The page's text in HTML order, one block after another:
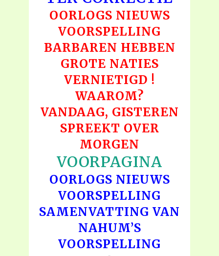
OORLOGS NIEUWS
VOORSPELLING
BARBAREN HEBBEN
GROTE NATIES
VERNIETIGD !
WAAROM?
VANDAAG, GISTEREN
SPREEKT OVER
MORGEN
VOORPAGINA
OORLOGS NIEUWS
VOORSPELLING
SAMENVATTING VAN
NAHUM’S
VOORSPELLING